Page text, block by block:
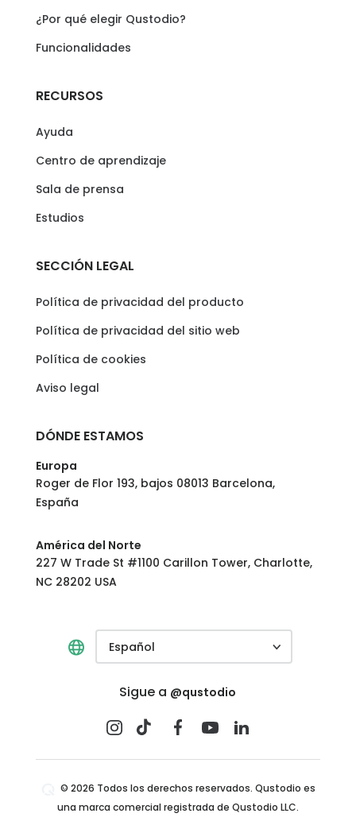
¿Por qué elegir Qustodio?
Funcionalidades
RECURSOS
Ayuda
Centro de aprendizaje
Sala de prensa
Estudios
SECCIÓN LEGAL
Política de privacidad del producto
Política de privacidad del sitio web
Política de cookies
Aviso legal
DÓNDE ESTAMOS
Europa
Roger de Flor 193, bajos 08013 Barcelona,
España
América del Norte
227 W Trade St #1100 Carillon Tower, Charlotte,
NC 28202 USA
Español
Sigue a @qustodio
© 2026 Todos los derechos reservados. Qustodio es
una marca comercial registrada de Qustodio LLC.